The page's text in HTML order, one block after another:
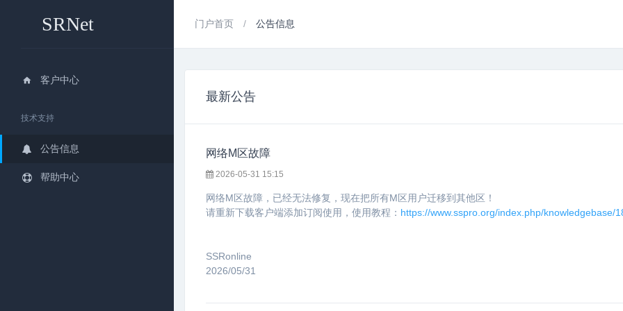
SRNet
客户中心
技术支持
公告信息
帮助中心
门户首页 公告信息
最新公告
网络M区故障
2026-05-31 15:15
网络M区故障，已经无法修复，现在把所有M区用户迁移到其他区！
请重新下载客户端添加订阅使用，使用教程： https://www.sspro.org/index.php/knowledgebase/
SSRonline
2026/05/31